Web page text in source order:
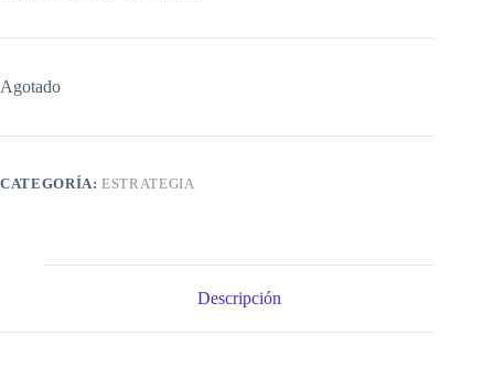
Agotado
CATEGORÍA:ESTRATEGIA
Descripción